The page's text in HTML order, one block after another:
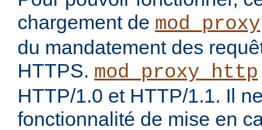
chargement de mod_proxy
du mandatement des
HTTPS. mod_proxy_http
HTTP/1.0 et HTTP/1.1. Il
fonctionnalité de mise en